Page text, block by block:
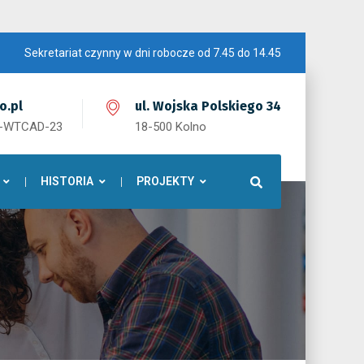
Sekretariat czynny w dni robocze od 7.45 do 14.45
23
ul. Wojska Polskiego 34
18-500 Kolno
HISTORIA PROJEKTY